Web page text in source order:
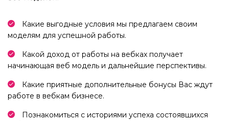
Какие выгодные условия мы предлагаем своим
моделям для успешной работы.
Какой доход от работы на вебках получает
начинающая веб модель и дальнейшие перспективы.
Какие приятные дополнительные бонусы Вас ждут
работе в вебкам бизнесе.
Познакомиться с историями успеха состоявшихся